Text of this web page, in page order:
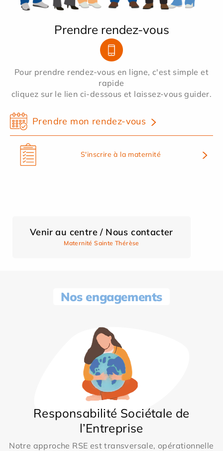
Prendre rendez-vous
Pour prendre rendez-vous en ligne, c'est simple et
rapide
cliquez sur le lien ci-dessous et laissez-vous guider.
Prendre mon rendez-vous
S'inscrire à la maternité
Venir au centre / Nous contacter
Maternité Sainte Thérèse
Nos engagements
Responsabilité Sociétale de
l’Entreprise
Notre approche RSE est transversale, opérationnelle